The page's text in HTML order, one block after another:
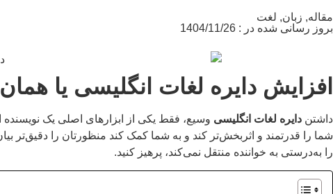
مقاله, زبان, لغت
بروز رسانی شده در : 1404/11/26
افزایش دایره لغات انگلیسی یا
داشتن دایره لغات انگلیسی وسیع، فقط یکی از ابزارهای اصلی یک نویسنده
شما را قدرتمند و اثربخش‌تر کند و به شما کمک کند منظورتان را دقیق‌تر
را به‌درستی به خواننده منتقل نمی‌کند، پرهیز کنید.